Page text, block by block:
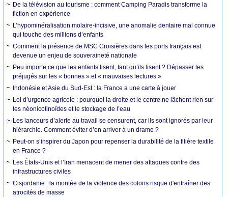
De la télévision au tourisme : comment Camping Paradis transforme la
fiction en expérience
L’hypominéralisation molaire-incisive, une anomalie dentaire mal connue
qui touche des millions d’enfants
Comment la présence de MSC Croisières dans les ports français est
devenue un enjeu de souveraineté nationale
Peu importe ce que les enfants lisent, tant qu’ils lisent ? Dépasser les
préjugés sur les « bonnes » et « mauvaises lectures »
Indonésie et Asie du Sud-Est : la France a une carte à jouer
Loi d’urgence agricole : pourquoi la droite et le centre ne lâchent rien sur
les néonicotinoïdes et le stockage de l’eau
Les lanceurs d’alerte au travail se censurent, car ils sont ignorés par leur
hiérarchie. Comment éviter d’en arriver à un drame ?
Peut-on s’inspirer du Japon pour repenser la durabilité de la filière textile
en France ?
Les États-Unis et l’Iran menacent de mener des attaques contre des
infrastructures civiles
Cisjordanie : la montée de la violence des colons risque d'entraîner des
atrocités de masse